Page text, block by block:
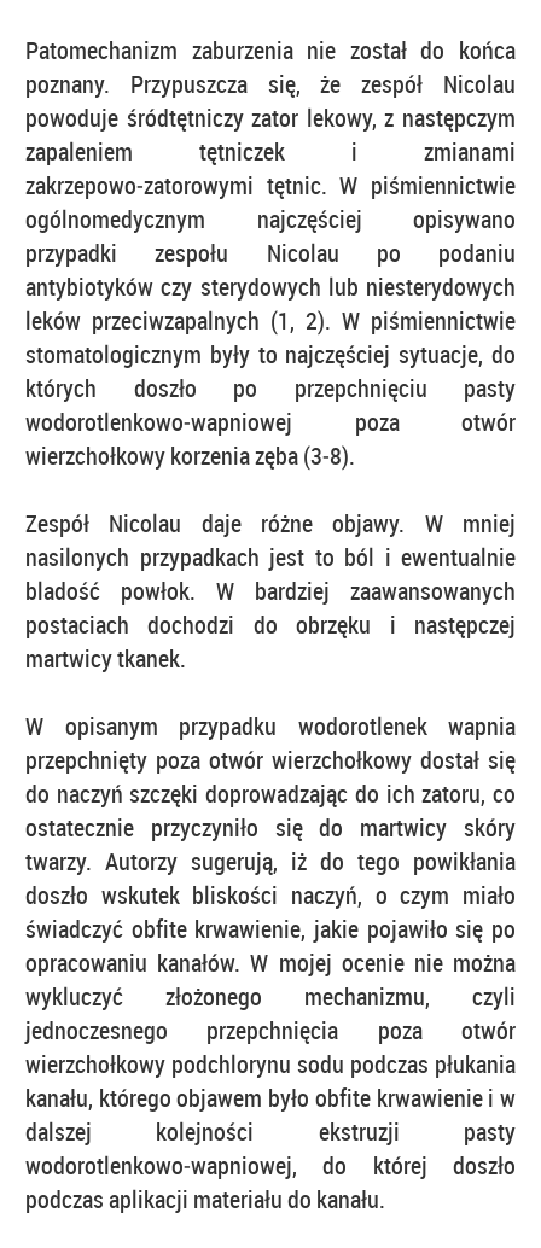
Patomechanizm zaburzenia nie został do końca
poznany. Przypuszcza się, że zespół Nicolau
powoduje śródtętniczy zator lekowy, z następczym
zapaleniem tętniczek i zmianami
zakrzepowo‑zatorowymi tętnic. W piśmiennictwie
ogólnomedycznym najczęściej opisywano
przypadki zespołu Nicolau po podaniu
antybiotyków czy sterydowych lub niesterydowych
leków przeciwzapalnych (1, 2). W piśmiennictwie
stomatologicznym były to najczęściej sytuacje, do
których doszło po przepchnięciu pasty
wodorotlenkowo‑wapniowej poza otwór
wierzchołkowy korzenia zęba (3‑8).
Zespół Nicolau daje różne objawy. W mniej
nasilonych przypadkach jest to ból i ewentualnie
bladość powłok. W bardziej zaawansowanych
postaciach dochodzi do obrzęku i następczej
martwicy tkanek.
W opisanym przypadku wodorotlenek wapnia
przepchnięty poza otwór wierzchołkowy dostał się
do naczyń szczęki doprowadzając do ich zatoru, co
ostatecznie przyczyniło się do martwicy skóry
twarzy. Autorzy sugerują, iż do tego powikłania
doszło wskutek bliskości naczyń, o czym miało
świadczyć obfite krwawienie, jakie pojawiło się po
opracowaniu kanałów. W mojej ocenie nie można
wykluczyć złożonego mechanizmu, czyli
jednoczesnego przepchnięcia poza otwór
wierzchołkowy podchlorynu sodu podczas płukania
kanału, którego objawem było obfite krwawienie i w
dalszej kolejności ekstruzji pasty
wodorotlenkowo‑wapniowej, do której doszło
podczas aplikacji materiału do kanału.